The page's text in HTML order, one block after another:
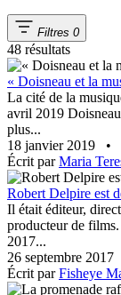
Filtres 0
48 résultats
« Doisneau et la
La cité de la
avril 2019
plus...
18 janvier 2019
•
Écrit parMaria
Robert Delpire est
Il était éditeur,
producteur de
2017...
26 septembre 2017
Écrit parFisheye